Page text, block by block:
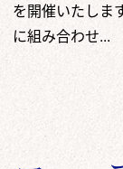
を開催いたしま
に組み合わせ...